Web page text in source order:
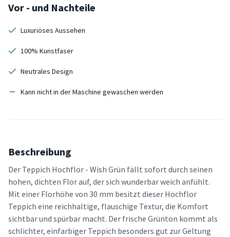
Vor - und Nachteile
Luxuriöses Aussehen
100% Kunstfaser
Neutrales Design
Kann nicht in der Maschine gewaschen werden
Beschreibung
Der Teppich Hochflor - Wish Grün fällt sofort durch seinen
hohen, dichten Flor auf, der sich wunderbar weich anfühlt.
Mit einer Florhöhe von 30 mm besitzt dieser Hochflor
Teppich eine reichhaltige, flauschige Textur, die Komfort
sichtbar und spürbar macht. Der frische Grünton kommt als
schlichter, einfarbiger Teppich besonders gut zur Geltung